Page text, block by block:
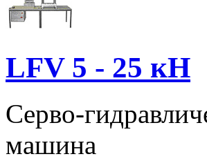
LFV 5 - 25 кН
Серво-
машина